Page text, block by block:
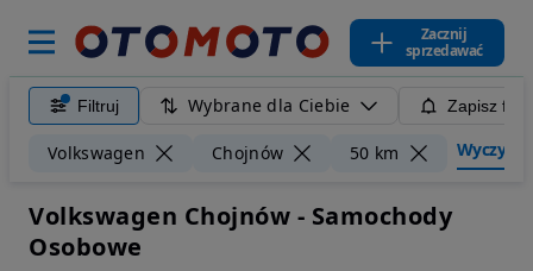
Zacznij
sprzedawać
Filtruj Wybrane dla Ciebie Zapisz
Volkswagen Chojnów 50 km Wyczyść
Volkswagen Chojnów - Samochody
Osobowe